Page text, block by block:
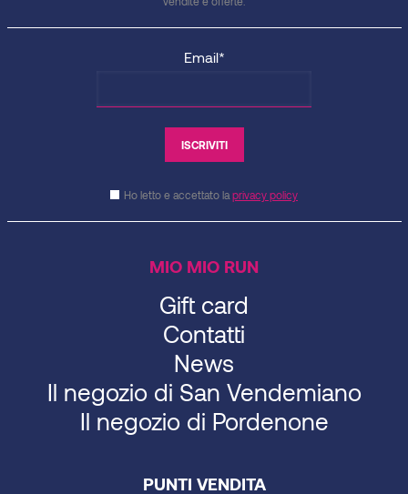
Email*
Ho letto e accettato la privacy policy
MIO MIO RUN
Gift card
Contatti
News
Il negozio di San Vendemiano
Il negozio di Pordenone
PUNTI VENDITA